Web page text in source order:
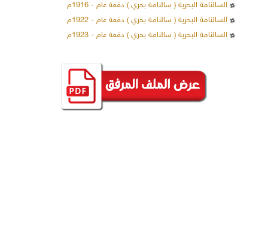
السالنامة البحرية ( سالنامة بحري ) دفعة عام - 1916م
السالنامة البحرية ( سالنامة بحري ) دفعة عام - 1922م
السالنامة البحرية ( سالنامة بحري ) دفعة عام - 1923م